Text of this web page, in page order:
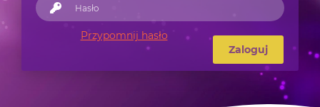
Przypomnij hasło
Zaloguj